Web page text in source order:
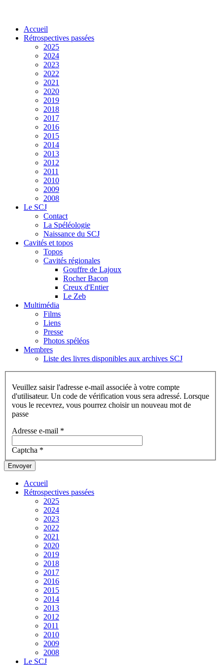
Accueil
Rétrospectives passées
2025
2024
2023
2022
2021
2020
2019
2018
2017
2016
2015
2014
2013
2012
2011
2010
2009
2008
Le SCJ
Contact
La Spéléologie
Naissance du SCJ
Cavités et topos
Topos
Cavités régionales
Gouffre de Lajoux
Rocher Bacon
Creux d'Entier
Le Zeb
Multimédia
Films
Liens
Presse
Photos spéléos
Membres
Liste des livres disponibles aux archives SCJ
Veuillez saisir l'adresse e-mail associée à votre compte
d'utilisateur. Un code de vérification vous sera adressé. Lorsque
vous le recevrez, vous pourrez choisir un nouveau mot de
passe
Adresse e-mail *
Captcha *
Envoyer
Accueil
Rétrospectives passées
2025
2024
2023
2022
2021
2020
2019
2018
2017
2016
2015
2014
2013
2012
2011
2010
2009
2008
Le SCJ